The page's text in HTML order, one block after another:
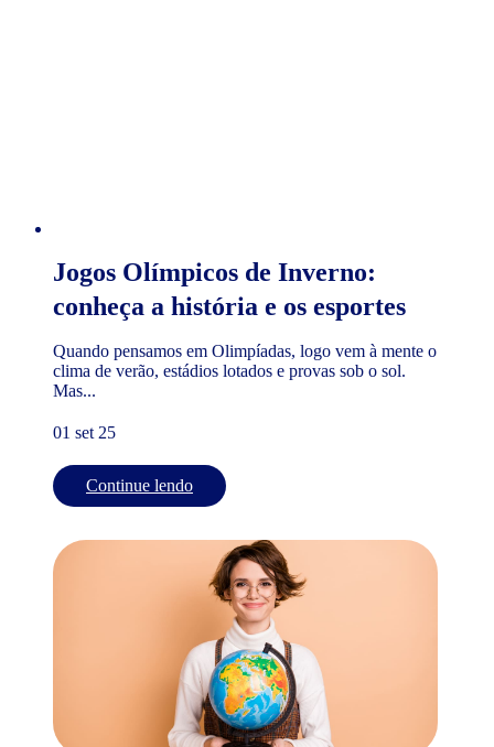
Jogos Olímpicos de Inverno:
conheça a história e os esportes
Quando pensamos em Olimpíadas, logo vem à mente o
clima de verão, estádios lotados e provas sob o sol.
Mas...
01 set 25
Continue lendo